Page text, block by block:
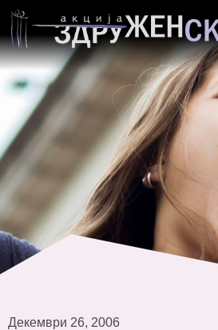
за родовата еднаквост во
Николе
Декември 26, 2006